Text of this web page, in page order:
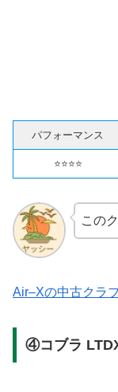
パフォーマンス
⭐️⭐️⭐️⭐️
この
Air–Xの中古クラ
④コブラ